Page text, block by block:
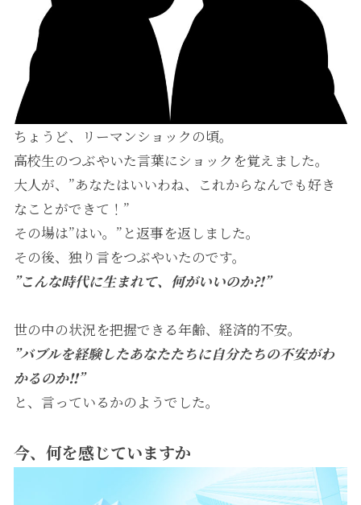
ちょうど、リーマンショックの頃。
高校生のつぶやいた言葉にショックを覚えました。
大人が、”あなたはいいわね、これからなんでも好き
なことができて！”
その場は”はい。”と返事を返しました。
その後、独り言をつぶやいたのです。
”こんな時代に生まれて、何がいいのか⁈”
世の中の状況を把握できる年齢、経済的不安。
”バブルを経験したあなたたちに自分たちの不安がわ
かるのか‼”
と、言っているかのようでした。
今、何を感じていますか